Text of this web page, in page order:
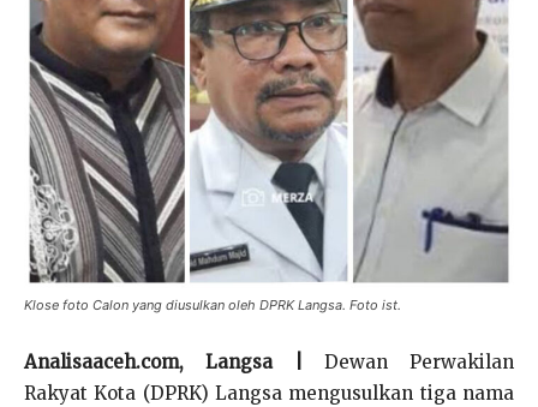
Klose foto Calon yang diusulkan oleh DPRK Langsa. Foto ist.
Analisaaceh.com, Langsa |
Dewan Perwakilan
Rakyat Kota (DPRK) Langsa mengusulkan tiga nama